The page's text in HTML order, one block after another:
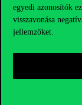
egyedi azonosítók
visszavonása
jellemzőket.
Kérdésed van a
HUB jelenlegi
press@uni-